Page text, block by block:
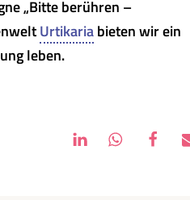
„Bitte berühren –
Urtikariabieten wir ein
leben.